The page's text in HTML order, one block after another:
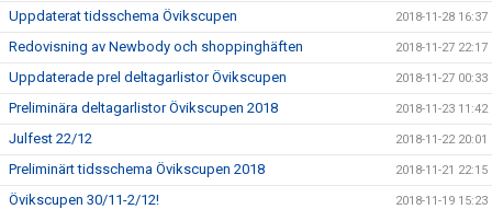
Uppdaterat tidsschema Övikscupen 2018-11-28 16:37
Redovisning av Newbody och shoppinghäften 2018-11-27 22:17
Uppdaterade prel deltagarlistor Övikscupen 2018-11-27 00:33
Preliminära deltagarlistor Övikscupen 2018 2018-11-23 11:42
Julfest 22/12 2018-11-22 20:01
Preliminärt tidsschema Övikscupen 2018 2018-11-21 22:15
Övikscupen 30/11-2/12! 2018-11-19 15:23